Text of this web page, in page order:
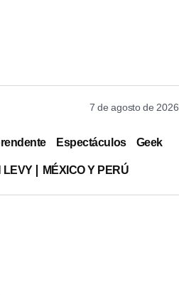
7 de agosto de
Espectáculos Geek
LEVY MÉXICO Y PERÚ